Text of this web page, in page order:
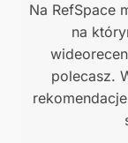
Na RefSpace
na
polecasz.